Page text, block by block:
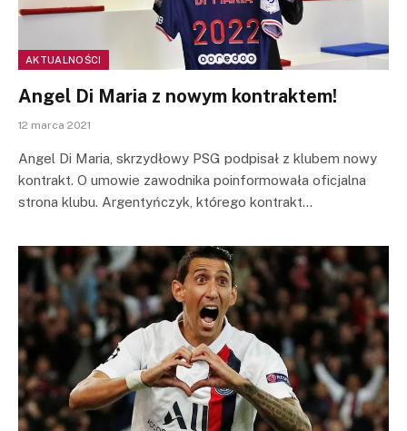
AKTUALNOŚCI
Angel Di Maria z nowym kontraktem!
12 marca 2021
Angel Di Maria, skrzydłowy PSG podpisał z klubem nowy
kontrakt. O umowie zawodnika poinformowała oficjalna
strona klubu. Argentyńczyk, którego kontrakt…